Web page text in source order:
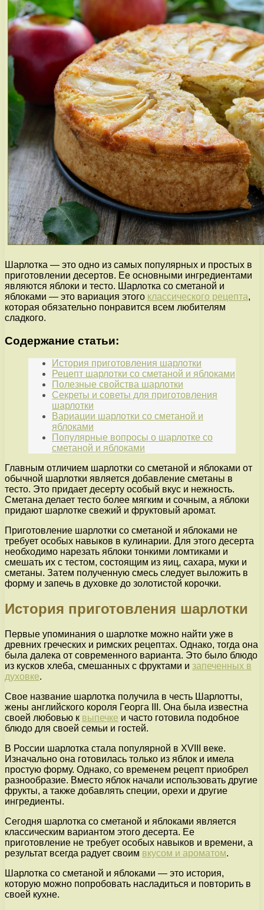
Шарлотка — это одно из самых популярных и простых в
приготовлении десертов. Ее основными ингредиентами
являются яблоки и тесто. Шарлотка со сметаной и
яблоками — это вариация этого классического рецепта,
которая обязательно понравится всем любителям
сладкого.
Содержание статьи:
История приготовления шарлотки
Рецепт шарлотки со сметаной и яблоками
Полезные свойства шарлотки
Секреты и советы для приготовления
шарлотки
Вариации шарлотки со сметаной и
яблоками
Популярные вопросы о шарлотке со
сметаной и яблоками
Главным отличием шарлотки со сметаной и яблоками от
обычной шарлотки является добавление сметаны в
тесто. Это придает десерту особый вкус и нежность.
Сметана делает тесто более мягким и сочным, а яблоки
придают шарлотке свежий и фруктовый аромат.
Приготовление шарлотки со сметаной и яблоками не
требует особых навыков в кулинарии. Для этого десерта
необходимо нарезать яблоки тонкими ломтиками и
смешать их с тестом, состоящим из яиц, сахара, муки и
сметаны. Затем полученную смесь следует выложить в
форму и запечь в духовке до золотистой корочки.
История приготовления шарлотки
Первые упоминания о шарлотке можно найти уже в
древних греческих и римских рецептах. Однако, тогда она
была далека от современного варианта. Это было блюдо
из кусков хлеба, смешанных с фруктами и запеченных в
духовке.
Свое название шарлотка получила в честь Шарлотты,
жены английского короля Георга III. Она была известна
своей любовью к выпечке и часто готовила подобное
блюдо для своей семьи и гостей.
В России шарлотка стала популярной в XVIII веке.
Изначально она готовилась только из яблок и имела
простую форму. Однако, со временем рецепт приобрел
разнообразие. Вместо яблок начали использовать другие
фрукты, а также добавлять специи, орехи и другие
ингредиенты.
Сегодня шарлотка со сметаной и яблоками является
классическим вариантом этого десерта. Ее
приготовление не требует особых навыков и времени, а
результат всегда радует своим вкусом и ароматом.
Шарлотка со сметаной и яблоками — это история,
которую можно попробовать насладиться и повторить в
своей кухне.